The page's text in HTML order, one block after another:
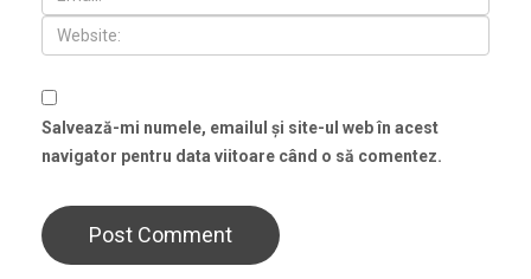
Salvează-mi numele, emailul și site-ul web în acest
navigator pentru data viitoare când o să comentez.